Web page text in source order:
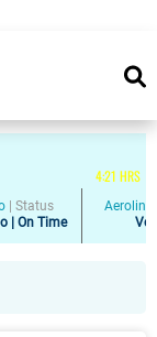
4:21 HRS
Status
| On Time